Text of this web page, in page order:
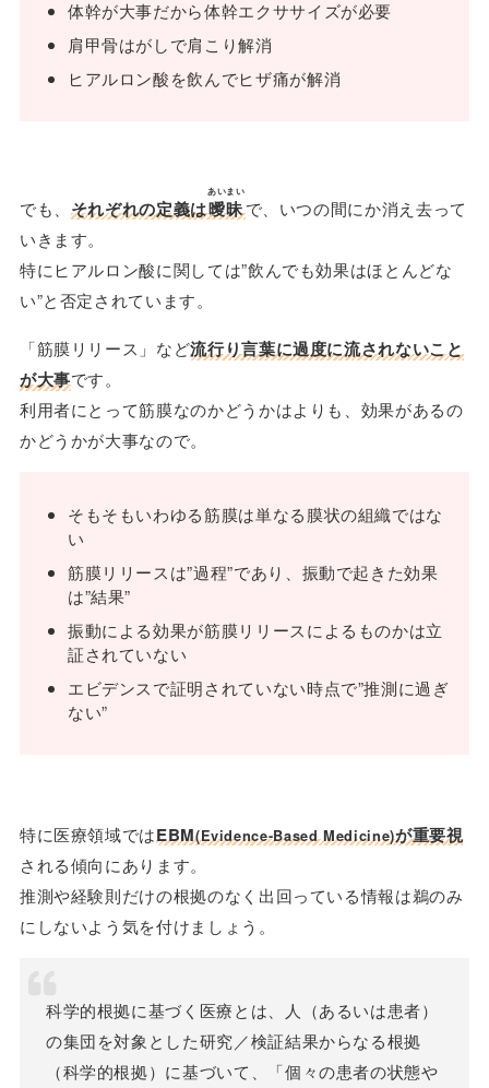
体幹が大事だから体幹エクササイズが必要
肩甲骨はがしで肩こり解消
ヒアルロン酸を飲んでヒザ痛が解消
でも、 それぞれの定義は曖昧
あいまい
で、いつの間にか消え去って
いきます。
特にヒアルロン酸に関しては”飲んでも効果はほとんどな
い”と否定されています。
「筋膜リリース」など流行り言葉に過度に流されないこと
が大事です。
利用者にとって筋膜なのかどうかはよりも、効果があるの
かどうかが大事なので。
そもそもいわゆる筋膜は単なる膜状の組織ではな
い
筋膜リリースは”過程”であり、振動で起きた効果
は”結果”
振動による効果が筋膜リリースによるものかは立
証されていない
エビデンスで証明されていない時点で”推測に過ぎ
ない”
特に医療領域ではEBM(Evidence-Based Medicine)が重要視
される傾向にあります。
推測や経験則だけの根拠のなく出回っている情報は鵜のみ
にしないよう気を付けましょう。
科学的根拠に基づく医療とは、人（あるいは患者）
の集団を対象とした研究／検証結果からなる根拠
（科学的根拠）に基づいて、「個々の患者の状態や